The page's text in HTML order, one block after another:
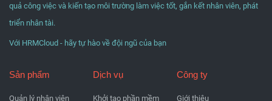
quả công việc và kiến tạo môi trường làm việc tốt, gắn kết nhân viên, phát
triển nhân tài.
Với HRMCloud - hãy tự hào về đội ngũ của bạn
Sản phẩm
Quản lý nhân viên
Dịch vụ
Khởi tạo phần mềm
Công ty
Giới thiệu